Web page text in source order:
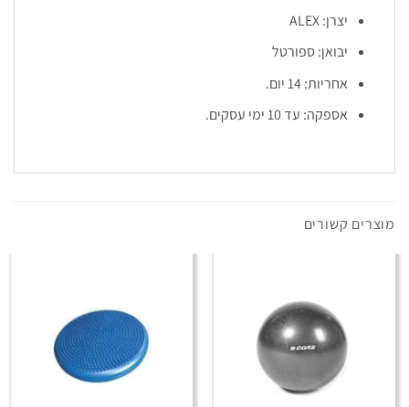
יצרן: ALEX
יבואן: ספורטל
אחריות: 14 יום.
אספקה: עד 10 ימי עסקים.
מוצרים קשורים